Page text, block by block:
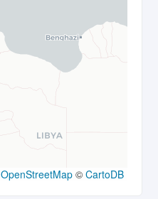
OpenStreetMap © CartoDB